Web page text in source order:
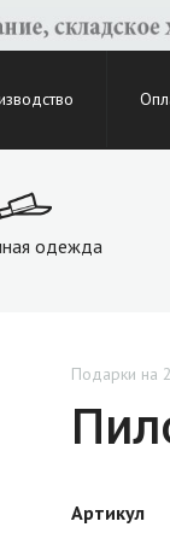
одежда
Подарки на
Артикул